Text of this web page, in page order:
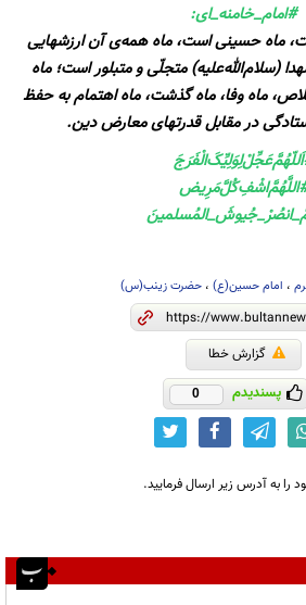
#امام_خامنه_ای:
ماه حسینی است، ماه همه‌ی آن ارزشهایی
(سلام‌الله‌علیه) متجلّی و متبلور است؛ ماه
ماه وفا، ماه گذشت، ماه اهتمام به حفظ
در مقابل قدرتهای معارض دین.
، امام حسین(ع) ، حضرت زینب(س)
گزارش خطا
پسندیدم 0
را به آدرس زیر ارسال فرمایید.